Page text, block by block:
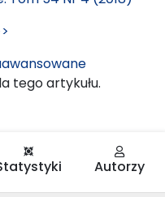
tego artykułu.
Autorzy